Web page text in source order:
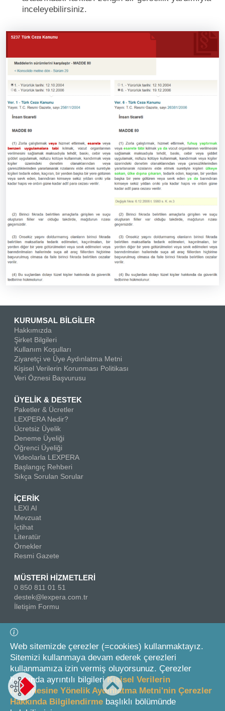
inceleyebilirsiniz.
KURUMSAL BİLGİLER
Hakkımızda
Şirket Bilgileri
Kullanım Koşulları
Ziyaretçi ve Üye Aydınlatma Metni
Kişisel Verilerin Korunması Politikası
Veri Öznesi Başvurusu
ÜYELİK & DESTEK
Paketler & Ücretler
LEXPERA Nedir?
Ücretsiz Üyelik
Deneme Üyeliği
Öğrenci Üyeliği
Videolarla LEXPERA
Başlangıç Rehberi
Sıkça Sorulan Sorular
İÇERİK
LEXI AI
Mevzuat
İçtihat
Literatür
Örnekler
Resmi Gazete
MÜSTERİ HİZMETLERİ
0 850 811 01 51
destek@lexpera.com.tr
İletişim Formu
Bizi Takip Edin
© 2026 On İki Levha Yayıncılık A.Ş.
Web sitemizde çerezler (=cookies) kullanmaktayız.
Sitemizi kullanmaya devam ederek çerezleri
kullanmamıza izin vermiş oluyorsunuz. Çerezler
hakkında ayrıntılı bilgileriKişisel Verilerin
İşlenmesine Yönelik Aydınlatma Metni'nin Çerezler
Hakkında Bilgilendirme başlıklı bölümünde